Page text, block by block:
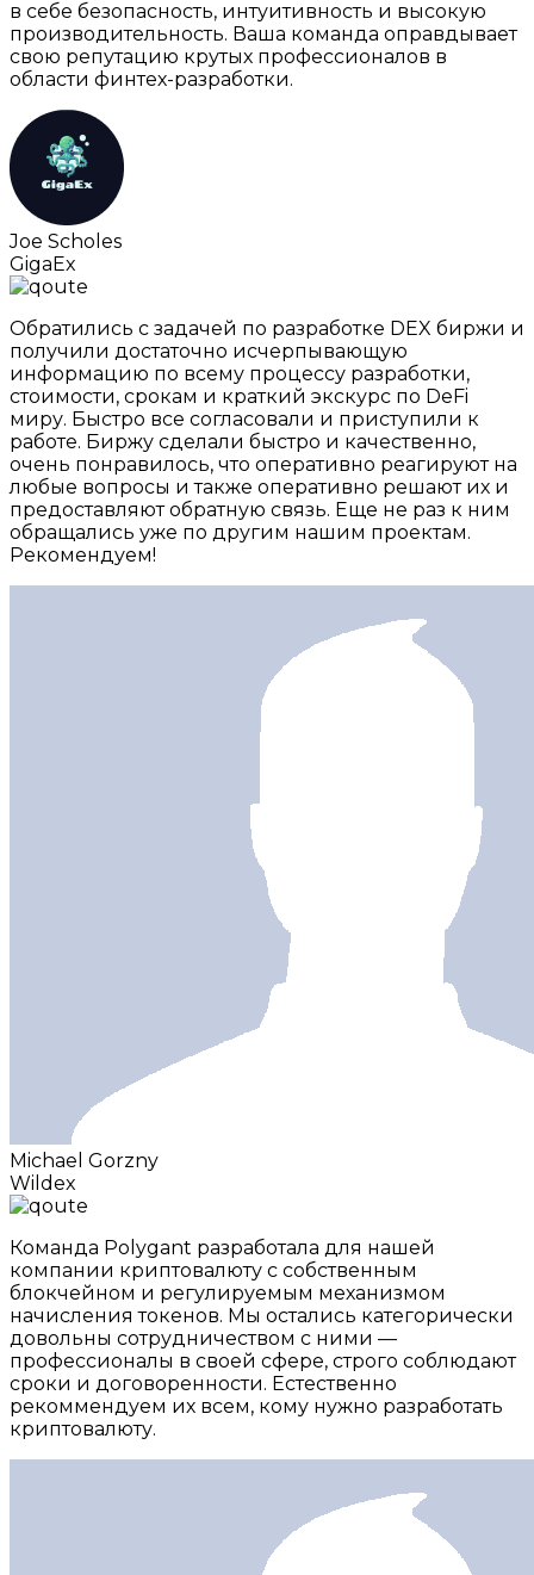
в себе безопасность, интуитивность и высокую
производительность. Ваша команда оправдывает
свою репутацию крутых профессионалов в
области финтех-разработки.
Joe Scholes
GigaEx
Обратились с задачей по разработке DEX биржи и
получили достаточно исчерпывающую
информацию по всему процессу разработки,
стоимости, срокам и краткий экскурс по DeFi
миру. Быстро все согласовали и приступили к
работе. Биржу сделали быстро и качественно,
очень понравилось, что оперативно реагируют на
любые вопросы и также оперативно решают их и
предоставляют обратную связь. Еще не раз к ним
обращались уже по другим нашим проектам.
Рекомендуем!
Michael Gorzny
Wildex
Команда Polygant разработала для нашей
компании криптовалюту с собственным
блокчейном и регулируемым механизмом
начисления токенов. Мы остались категорически
довольны сотрудничеством с ними —
профессионалы в своей сфере, строго соблюдают
сроки и договоренности. Естественно
рекоммендуем их всем, кому нужно разработать
криптовалюту.